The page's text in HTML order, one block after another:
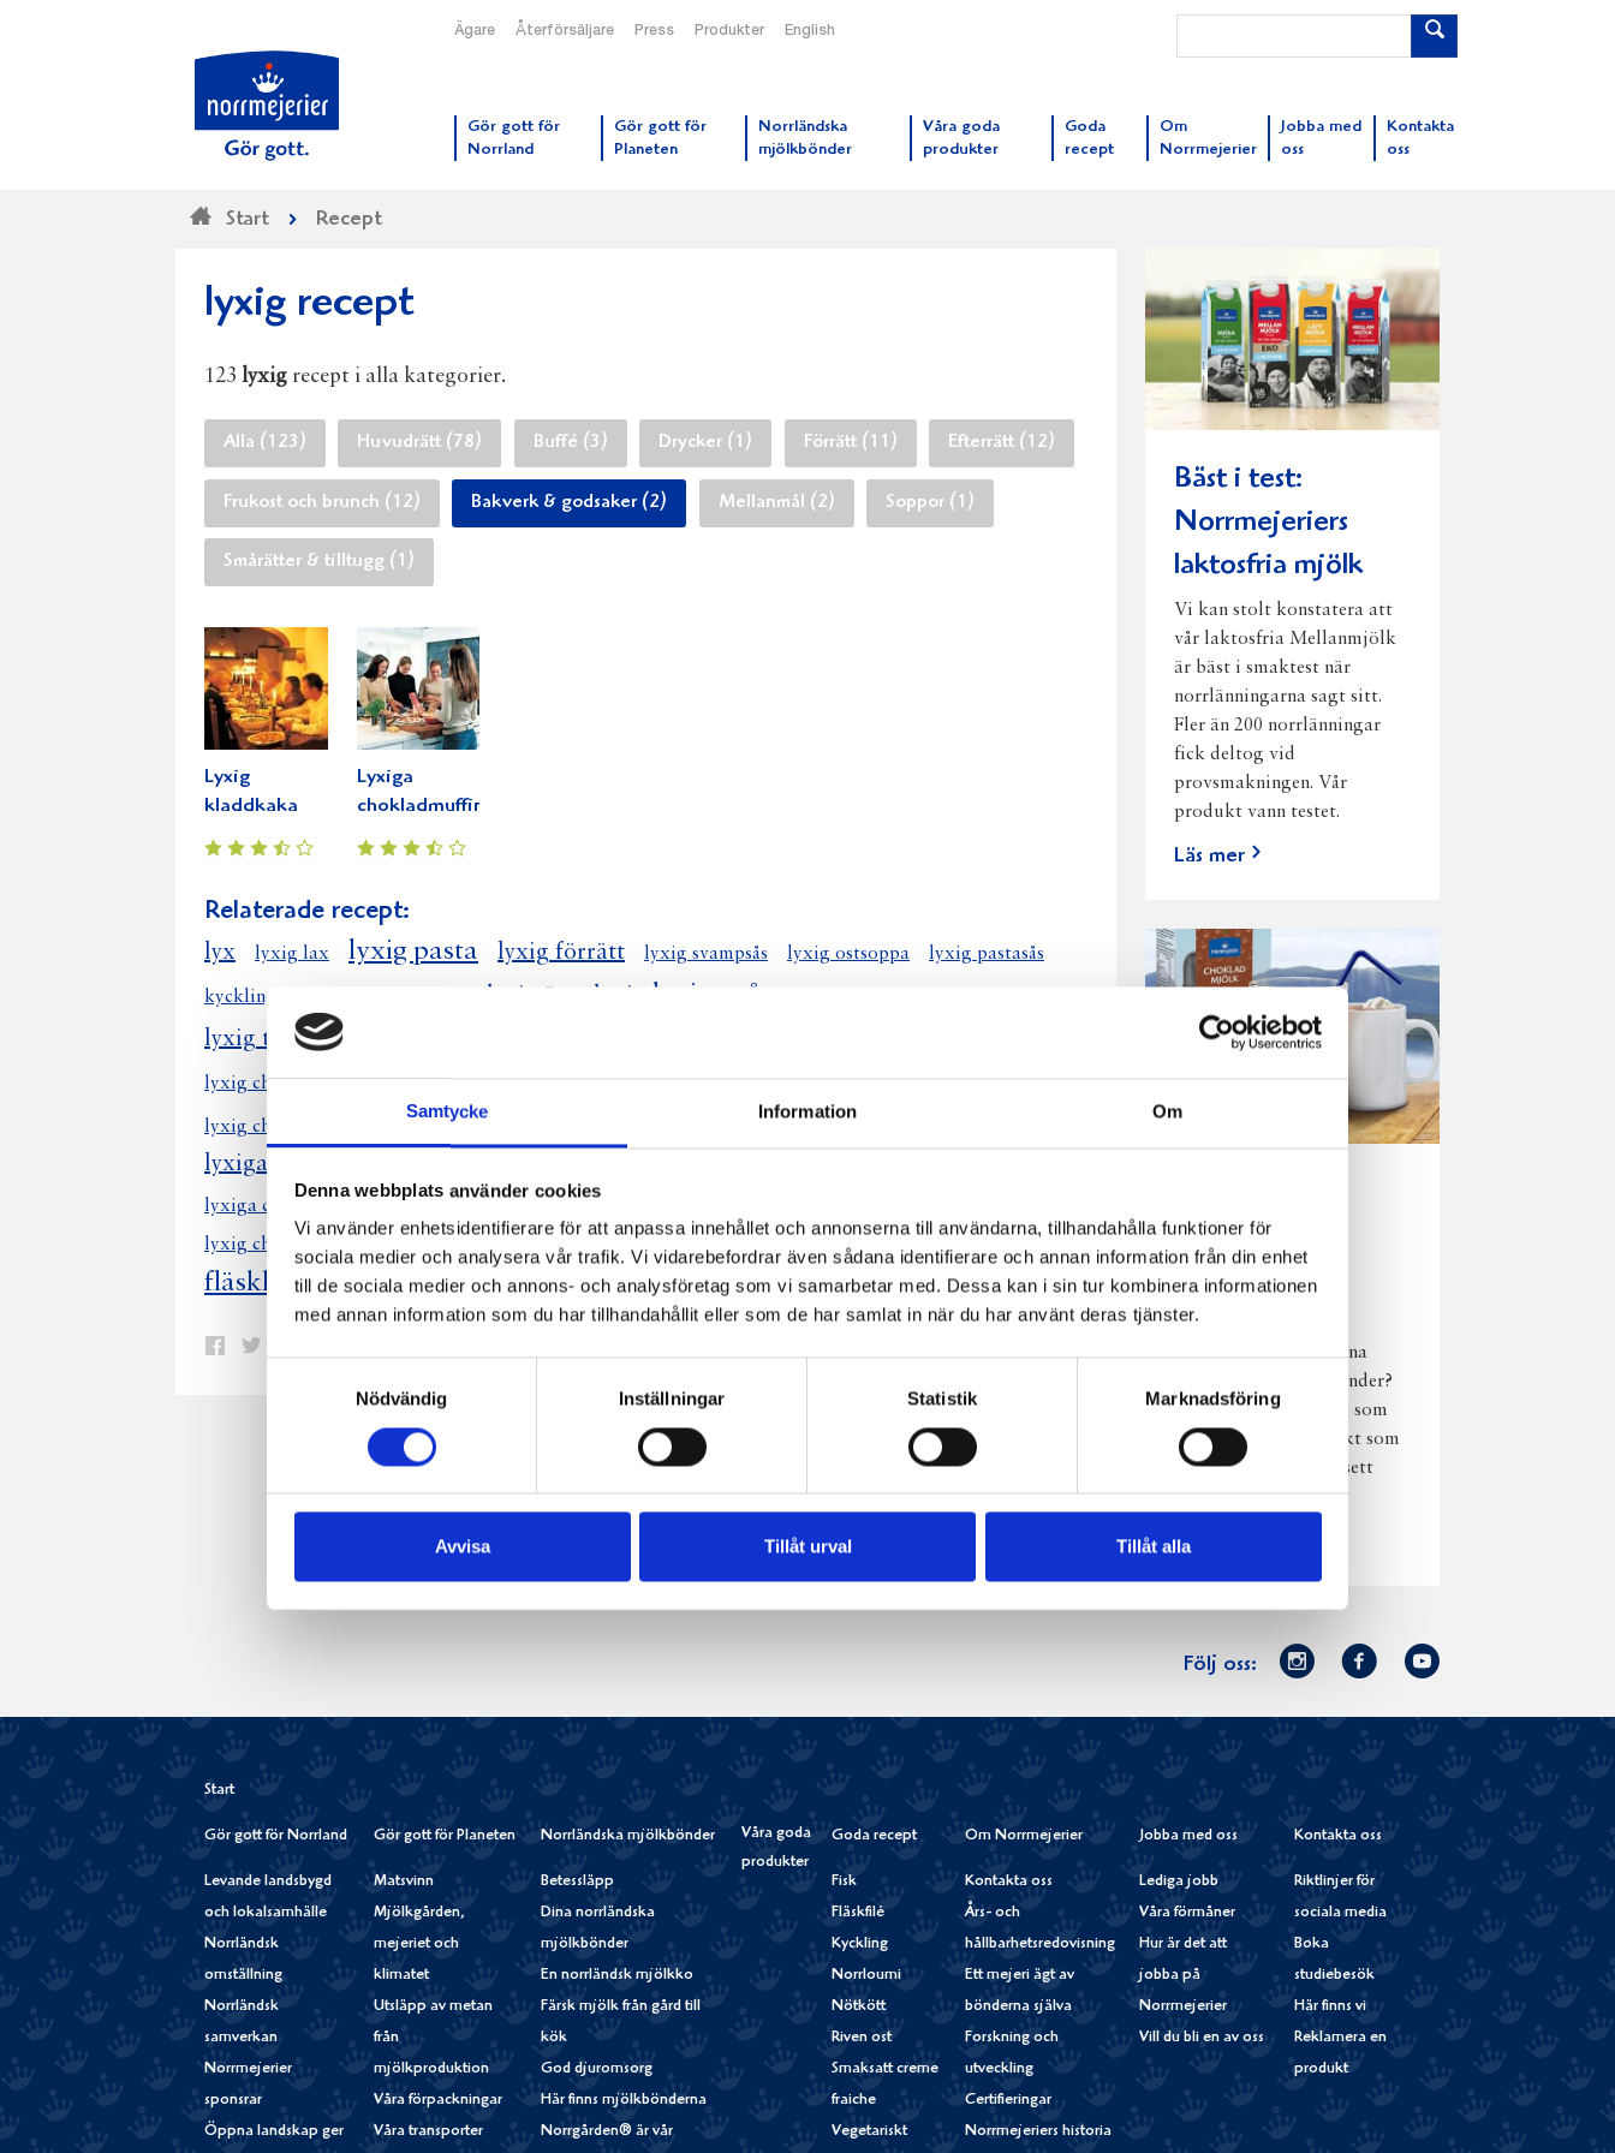
Samtycke Information Om
Denna webbplats använder cookies
Vi använder enhetsidentifierare för att anpassa innehållet och annonserna till användarna, tillhandahålla funktioner för
sociala medier och analysera vår trafik. Vi vidarebefordrar även sådana identifierare och annan information från din enhet
till de sociala medier och annons- och analysföretag som vi samarbetar med. Dessa kan i sin tur kombinera informationen
med annan information som du har tillhandahållit eller som de har samlat in när du har använt deras tjänster.
Nödvändig
Inställningar Statistik Marknadsföring
Avvisa Tillåt urval Tillåt alla
Ägare Återförsäljare Press Produkter English
Gör gott för
Norrland
Gör gott för
Planeten
Norrländska
mjölkbönder
Våra goda
produkter
Goda
recept
Om
Norrmejerier
Jobba med
oss
Kontakta
oss
Start Recept
lyxig recept
123 lyxig recept i alla kategorier.
Alla (123) Huvudrätt (78) Buffé (3) Drycker (1) Förrätt (11) Efterrätt (12)
Frukost och brunch (12) Bakverk & godsaker (2) Mellanmål (2) Soppor (1)
Smårätter & tilltugg (1)
Lyxig
kladdkaka
Lyxiga
chokladmuffins
Relaterade recept:
lyx lyxig lax lyxig pasta lyxig förrätt lyxig svampsås lyxig ostsoppa lyxig pastasås
kyckling lyxig lyxig nyårsmeny
lyxig tomtegröt
lyxig chokladpaj lyxig laxgratäng lyxig fiskgratäng lyxiga efterrätter
lyxig chokladmousse lyxig choklad mousse
lyxiga räkor avokado
lyxiga chokladmuffins
lyxig chokladtryffelpaj lyxig jordärtskockssoppa lyxig chokladtryffel paj
fläskkotlett lyxig svampss lyxig paj västerbottensost
Dela
Pinterest
post
Bäst i test:
Norrmejeriers
laktosfria mjölk
Vi kan stolt konstatera att
vår laktosfria Mellanmjölk
är bäst i smaktest när
norrlänningarna sagt sitt.
Fler än 200 norrlänningar
fick deltog vid
provsmakningen. Vår
produkt vann testet.
Läs mer
njutning i alla
väder
Har du provat
chokladmjölk från dina
norrländska mjölkbönder?
Den är lika god varm som
kall och passar perfekt som
vardagsnjutning oavsett
väder, året om.
Läs mer
Följ oss:
Norrmejerier
Instagram
Facebook
Youtube
Start
Gör gott för Norrland
Levande landsbygd
och lokalsamhälle
Norrländsk
omställning
Norrländsk
samverkan
Norrmejerier
sponsrar
Öppna landskap ger
Gör gott för Planeten
Matsvinn
Mjölkgården,
mejeriet och
klimatet
Utsläpp av metan
från
mjölkproduktion
Våra förpackningar
Våra transporter
Norrländska mjölkbönder
Betessläpp
Dina norrländska
mjölkbönder
En norrländsk mjölkko
Färsk mjölk från gård till
kök
God djuromsorg
Här finns mjölkbönderna
Norrgården® är vår
Våra goda
produkter
Goda recept
Fisk
Fläskfilé
Kyckling
Norrloumi
Nötkött
Riven ost
Smaksatt creme
fraiche
Vegetariskt
Om Norrmejerier
Kontakta oss
Års- och
hållbarhetsredovisning
Ett mejeri ägt av
bönderna själva
Forskning och
utveckling
Certifieringar
Norrmejeriers historia
Jobba med oss
Lediga jobb
Våra förmåner
Hur är det att
jobba på
Norrmejerier
Vill du bli en av oss
Kontakta oss
Riktlinjer för
sociala media
Boka
studiebesök
Här finns vi
Reklamera en
produkt